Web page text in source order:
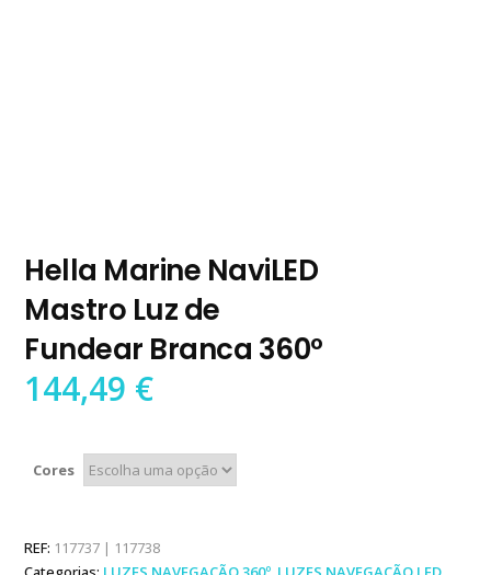
Hella Marine NaviLED
Mastro Luz de
Fundear Branca 360º
144,49 €
Cores
REF: 117737 | 117738